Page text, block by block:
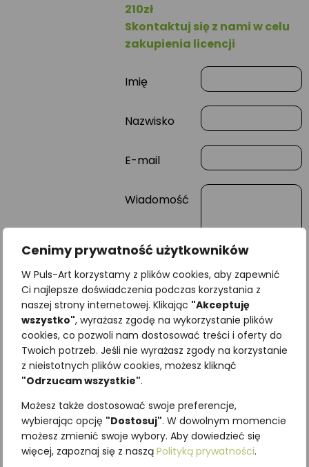
Cenimy prywatność użytkowników
W Puls-Art korzystamy z plików cookies, aby zapewnić
Ci najlepsze doświadczenia podczas korzystania z
naszej strony internetowej. Klikając "Akceptuję
wszystko", wyrażasz zgodę na wykorzystanie plików
cookies, co pozwoli nam dostosować treści i oferty do
Twoich potrzeb. Jeśli nie wyrażasz zgody na korzystanie
z nieistotnych plików cookies, możesz kliknąć
"Odrzucam wszystkie".
Możesz także dostosować swoje preferencje,
wybierając opcję "Dostosuj". W dowolnym momencie
możesz zmienić swoje wybory. Aby dowiedzieć się
więcej, zapoznaj się z naszą Polityką prywatności.
210zł
Skontaktuj się z nami w celu
zakupienia licencji
Imię
Nazwisko
E-mail
Wiadomość
Najniższa cena z ostatnich 30
dni:
Kategorie:ILUSTRACJE
nocne , Owady
Podobne produkty